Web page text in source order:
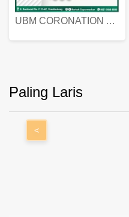
UBM CORONATION ASSORTED BISKUIT KALENG 450 GRAM
Paling Laris
<